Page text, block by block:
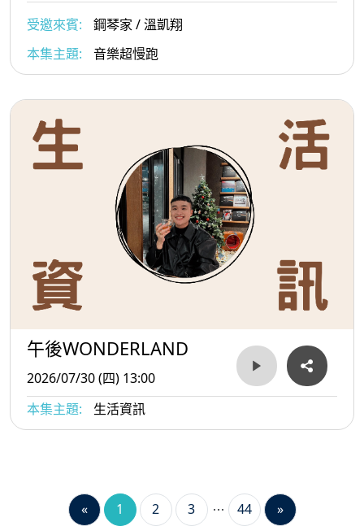
受邀來賓:
鋼琴家 / 溫凱翔
本集主題:
音樂超慢跑
午後WONDERLAND
2026/07/30 (四) 13:00
本集主題:
生活資訊
« 1 2 3 44 »